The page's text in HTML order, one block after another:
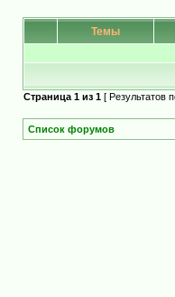
Темы
Страница 1 из 1 [ Результатов
Список форумов